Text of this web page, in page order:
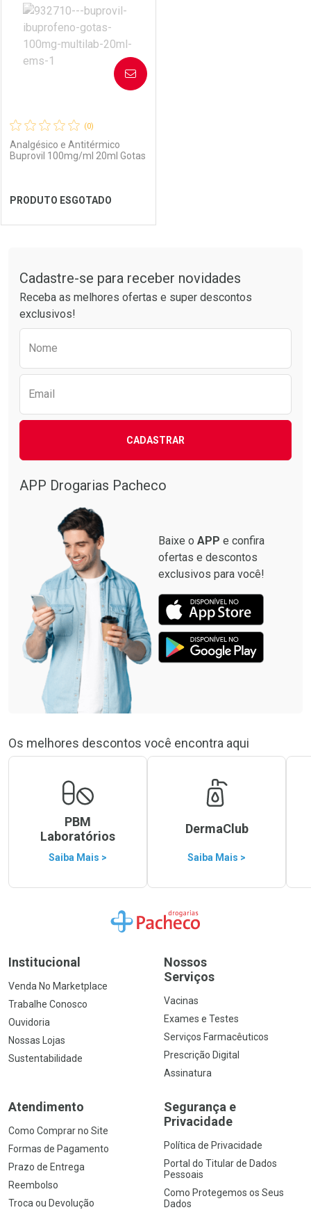
(0)
Analgésico e Antitérmico
Buprovil 100mg/ml 20ml Gotas
PRODUTO ESGOTADO
AVISE-ME
Laboratório
Por Menos
Cadastre-se para receber novidades
Receba as melhores ofertas e super descontos
exclusivos!
Nome
Email
CADASTRAR
APP Drogarias Pacheco
Baixe o APP e confira
ofertas e descontos
exclusivos para você!
Os melhores descontos você encontra aqui
PBM
Laboratórios
Saiba Mais >
DermaClub
Saiba Mais >
Ir para a Home
Institucional
Venda No Marketplace
Trabalhe Conosco
Ouvidoria
Nossas Lojas
Sustentabilidade
Nossos
Serviços
Vacinas
Exames e Testes
Serviços Farmacêuticos
Prescrição Digital
Assinatura
Atendimento
Como Comprar no Site
Formas de Pagamento
Prazo de Entrega
Reembolso
Troca ou Devolução
Segurança e
Privacidade
Política de Privacidade
Portal do Titular de Dados
Pessoais
Como Protegemos os Seus
Dados